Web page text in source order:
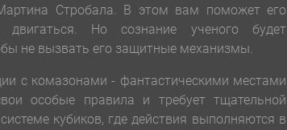
Стробала. В этом вам поможет его
двигаться. Но сознание ученого будет
не вызвать его защитные механизмы.
с комазонами - фантастическими местами
особые правила и требует тщательной
кубиков, где действия выполняются в